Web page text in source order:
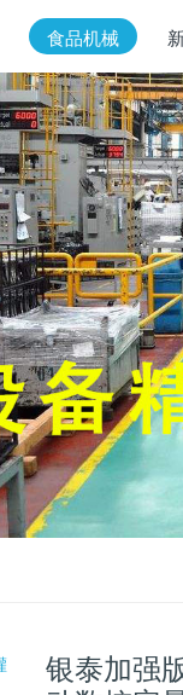
食品机械
银泰加强